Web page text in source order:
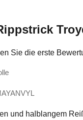
Sie die erste
und halblangem